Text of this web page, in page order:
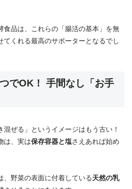
食品は、これらの「腸活の基本」を無
てくれる最高のサポーターとなるでし
でOK！ 手間なし「お手
混ぜる」というイメージはもう古い！
は、実は保存容器と塩さえあれば始め
、野菜の表面に付着している天然の乳